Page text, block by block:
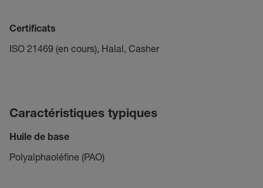
Certificats
ISO 21469 (en cours), Halal, Casher
Caractéristiques typiques
Huile de base
Polyalphaoléfine (PAO)